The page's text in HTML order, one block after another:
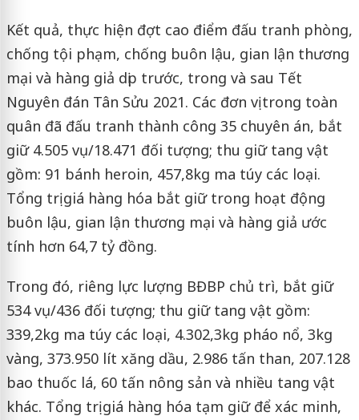
Kết quả, thực hiện đợt cao điểm đấu tranh phòng,
chống tội phạm, chống buôn lậu, gian lận thương
mại và hàng giả dịp trước, trong và sau Tết
Nguyên đán Tân Sửu 2021. Các đơn vị trong toàn
quân đã đấu tranh thành công 35 chuyên án, bắt
giữ 4.505 vụ/18.471 đối tượng; thu giữ tang vật
gồm: 91 bánh heroin, 457,8kg ma túy các loại.
Tổng trị giá hàng hóa bắt giữ trong hoạt động
buôn lậu, gian lận thương mại và hàng giả ước
tính hơn 64,7 tỷ đồng.
Trong đó, riêng lực lượng BĐBP chủ trì, bắt giữ
534 vụ/436 đối tượng; thu giữ tang vật gồm:
339,2kg ma túy các loại, 4.302,3kg pháo nổ, 3kg
vàng, 373.950 lít xăng dầu, 2.986 tấn than, 207.128
bao thuốc lá, 60 tấn nông sản và nhiều tang vật
khác. Tổng trị giá hàng hóa tạm giữ để xác minh,